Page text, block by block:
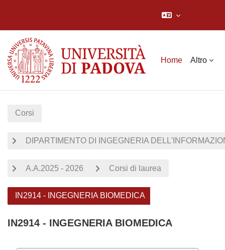
Home Altro
Corsi
DIPARTIMENTO DI INGEGNERIA
A.A.2025 - 2026 Corsi di laurea
IN2914 - INGEGNERIA BIOMEDICA
IN2914 - INGEGNERIA BIOMEDICA